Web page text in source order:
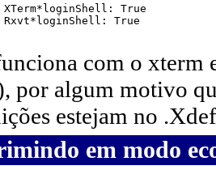
com o xterm
por algum motivo
estejam no
em modo